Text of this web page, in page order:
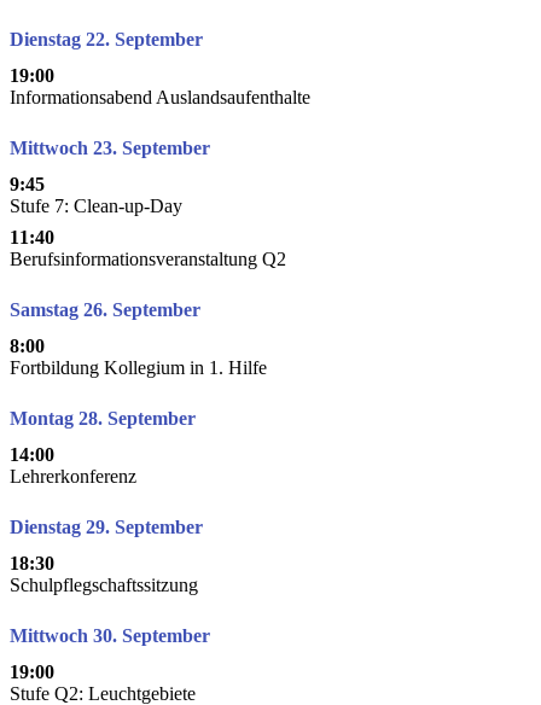
Dienstag 22. September
19:00
Informationsabend Auslandsaufenthalte
Mittwoch 23. September
9:45
Stufe 7: Clean-up-Day
11:40
Berufsinformationsveranstaltung Q2
Samstag 26. September
8:00
Fortbildung Kollegium in 1. Hilfe
Montag 28. September
14:00
Lehrerkonferenz
Dienstag 29. September
18:30
Schulpflegschaftssitzung
Mittwoch 30. September
19:00
Stufe Q2: Leuchtgebiete